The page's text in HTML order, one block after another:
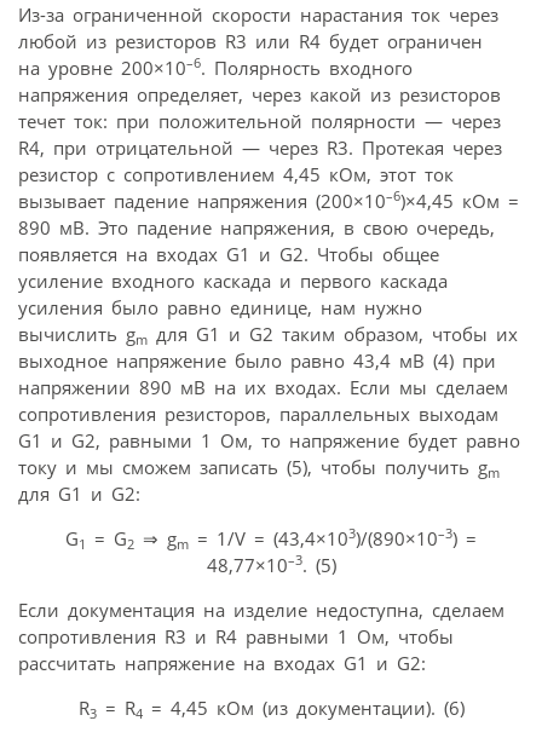
Из-за ограниченной скорости нарастания ток через
любой из резисторов R3 или R4 будет ограничен
на уровне 200×10–6. Полярность входного
напряжения определяет, через какой из резисторов
течет ток: при положительной полярности — через
R4, при отрицательной — через R3. Протекая через
резистор с сопротивлением 4,45 кОм, этот ток
вызывает падение напряжения (200×10–6)×4,45 кОм =
890 мВ. Это падение напряжения, в свою очередь,
появляется на входах G1 и G2. Чтобы общее
усиление входного каскада и первого каскада
усиления было равно единице, нам нужно
вычислить gm для G1 и G2 таким образом, чтобы их
выходное напряжение было равно 43,4 мВ (4) при
напряжении 890 мВ на их входах. Если мы сделаем
сопротивления резисторов, параллельных выходам
G1 и G2, равными 1 Ом, то напряжение будет равно
току и мы сможем записать (5), чтобы получить gm
для G1 и G2:
G1 = G2 ⇒ gm = 1/V = (43,4×103)/(890×10–3) =
48,77×10–3. (5)
Если документация на изделие недоступна, сделаем
сопротивления R3 и R4 равными 1 Ом, чтобы
рассчитать напряжение на входах G1 и G2:
R3= R4 = 4,45 кОм (из документации). (6)